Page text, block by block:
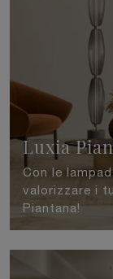
Luxia
Con le
valorizzare i
Piantana!